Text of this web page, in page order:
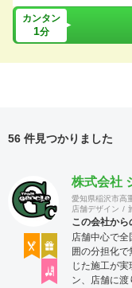
カンタン
1分
56 件見つかりました
株式会社
愛知県稲沢市高
店舗デザイン
この会社か
店舗中心で
囲の分担化
じた施工が
ン、店舗に